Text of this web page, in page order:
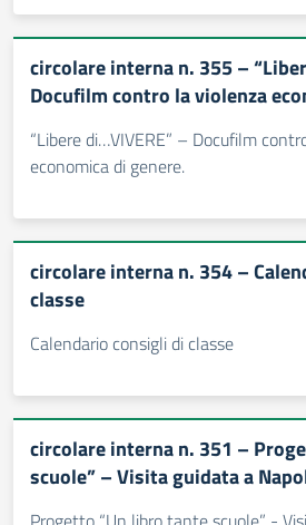
circolare interna n. 355 –
Docufilm contro la violenza
“Libere di…VIVERE” – Docufilm
economica di genere.
circolare interna n. 354 –
classe
Calendario consigli di classe
circolare interna n. 351 –
scuole” – Visita guidata a